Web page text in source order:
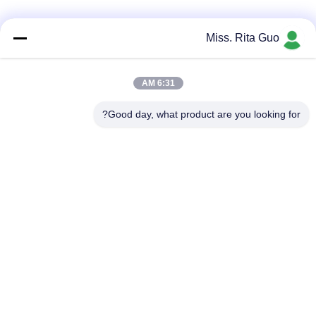
وسائل التواصل الاجتماعيMiss. Rita Guo
6:31 AM
Good day, what product are you looking for?